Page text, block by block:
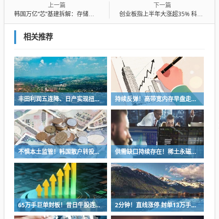
上一篇
韩国万亿“芯”基建拆解：存储行业能否建成AI时代“油田”
下一篇
创业板指上半年大涨超35% 科创50指数飙升超64%
相关推荐
丰田利润五连降、日产实现扭亏 日系三强一季报喜忧参半 持续反弹！高带宽内存早盘走强 三大原厂产能售罄
不惧本土监管！韩国散户转投美国高倍杠杆ETF 分析师：更大风险酝酿中 供需缺口持续存在！稀土永磁表现强势 2026高增长个股来了
65万手巨单封板！昔日牛股连续2日跌停！发生了什么？ 2分钟！直线涨停 封单13万手！6G赛道集体拉升